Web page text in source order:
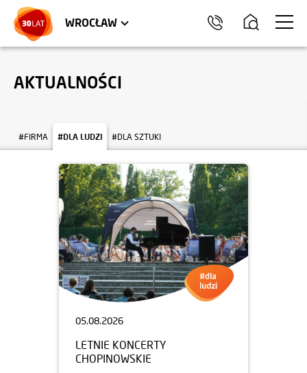
WROCŁAW
TRÓJMIASTO
AKTUALNOŚCI
#FIRMA #DLA LUDZI #DLA SZTUKI
05.08.2026
LETNIE KONCERTY
CHOPINOWSKIE